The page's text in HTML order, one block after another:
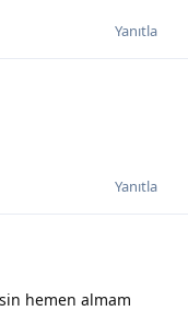
Yanıtla
Yanıtla
hemen almam